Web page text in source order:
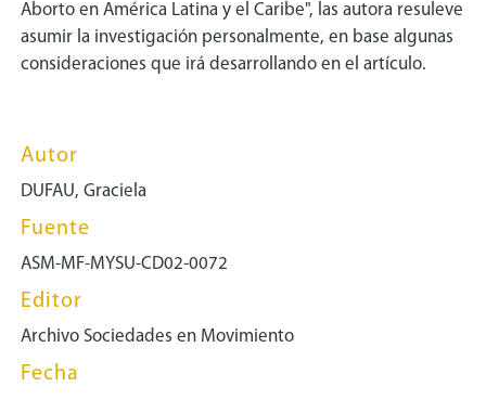
Aborto en América Latina y el Caribe", las autora resuleve
asumir la investigación personalmente, en base algunas
consideraciones que irá desarrollando en el artículo.
Autor
DUFAU, Graciela
Fuente
ASM-MF-MYSU-CD02-0072
Editor
Archivo Sociedades en Movimiento
Fecha